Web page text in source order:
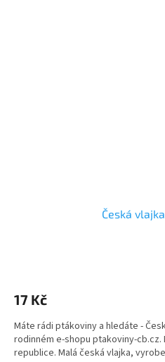
Česká
je
z
5
hvězdiček.
17 Kč
Máte rádi ptákoviny a hledáte -
rodinném e-shopu ptakoviny-
republice. Malá česká vlajka,